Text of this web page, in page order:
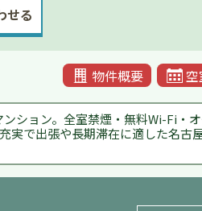
せる
物件概要 空
ション。全室禁煙・無料Wi-Fi・
実で出張や長期滞在に適した名古